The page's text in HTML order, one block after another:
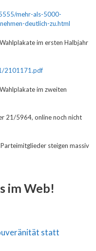
mehr-als-5000-
deutlich-zu.html
im ersten Halbjahr
2101171.pdf
im zweiten
21/5964, online noch nicht
steigen massiv
im Web!
statt